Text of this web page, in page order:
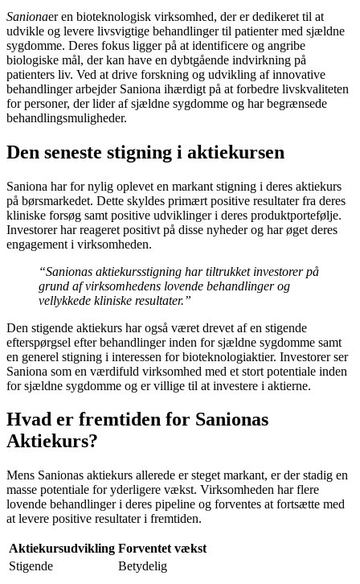
Sanionaer en bioteknologisk virksomhed, der er dedikeret til at
udvikle og levere livsvigtige behandlinger til patienter med sjældne
sygdomme. Deres fokus ligger på at identificere og angribe
biologiske mål, der kan have en dybtgående indvirkning på
patienters liv. Ved at drive forskning og udvikling af innovative
behandlinger arbejder Saniona ihærdigt på at forbedre livskvaliteten
for personer, der lider af sjældne sygdomme og har begrænsede
behandlingsmuligheder.
Den seneste stigning i aktiekursen
Saniona har for nylig oplevet en markant stigning i deres aktiekurs
på børsmarkedet. Dette skyldes primært positive resultater fra deres
kliniske forsøg samt positive udviklinger i deres produktportefølje.
Investorer har reageret positivt på disse nyheder og har øget deres
engagement i virksomheden.
“Sanionas aktiekursstigning har tiltrukket investorer på
grund af virksomhedens lovende behandlinger og
vellykkede kliniske resultater.”
Den stigende aktiekurs har også været drevet af en stigende
efterspørgsel efter behandlinger inden for sjældne sygdomme samt
en generel stigning i interessen for bioteknologiaktier. Investorer ser
Saniona som en værdifuld virksomhed med et stort potentiale inden
for sjældne sygdomme og er villige til at investere i aktierne.
Hvad er fremtiden for Sanionas
Aktiekurs?
Mens Sanionas aktiekurs allerede er steget markant, er der stadig en
masse potentiale for yderligere vækst. Virksomheden har flere
lovende behandlinger i deres pipeline og forventes at fortsætte med
at levere positive resultater i fremtiden.
Aktiekursudvikling Forventet vækst
Stigende
Betydelig